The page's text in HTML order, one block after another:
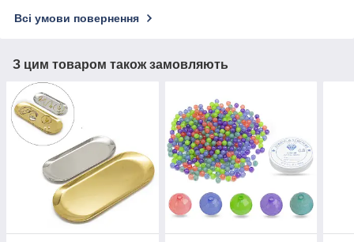
Всі умови повернення
З цим товаром також замовляють